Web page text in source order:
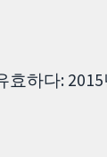
효하다: